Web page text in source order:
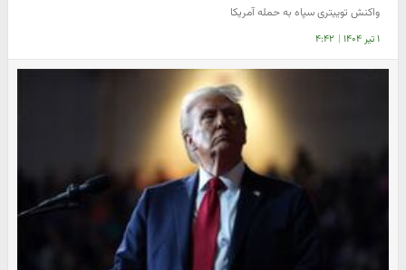
واکنش توییتری سپاه به حمله آمریکا
۱ تیر ۱۴۰۴ | ۴:۴۲